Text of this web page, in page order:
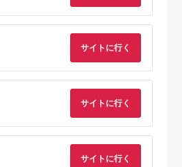
出典：楽天ふるさと納
枚付)｜ご飯がもっと
べ比べ！昆布 ご飯の
5.0
出典：楽天ふるさと
三重県 伊勢市
膳1名様分御食事券
寄付金額:
サイトに行く
サイトに行く
サイトに行く